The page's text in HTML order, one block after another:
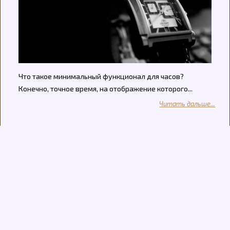
Что такое минимальный функционал для часов?
Конечно, точное время, на отображение которого...
Читать дальше...